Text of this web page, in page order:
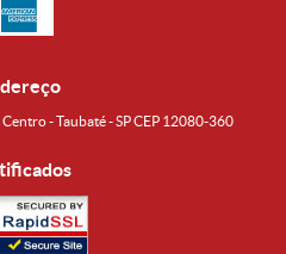
- Taubaté - SP CEP 12080-360